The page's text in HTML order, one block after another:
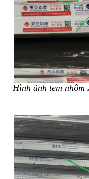
Hình ảnh tem